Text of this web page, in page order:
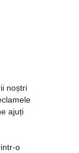
noștri
ajuți
o